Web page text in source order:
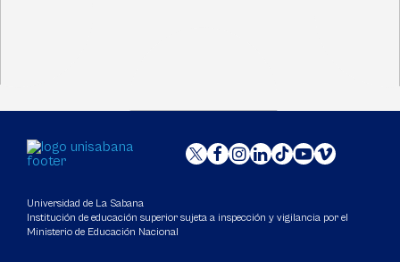
Universidad de La Sabana
Institución de educación superior sujeta a inspección y vigilancia por el
Ministerio de Educación Nacional